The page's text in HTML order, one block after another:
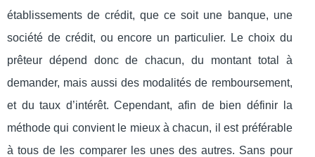
établissements de crédit, que ce soit une banque, une
société de crédit, ou encore un particulier. Le choix du
prêteur dépend donc de chacun, du montant total à
demander, mais aussi des modalités de remboursement,
et du taux d’intérêt. Cependant, afin de bien définir la
méthode qui convient le mieux à chacun, il est préférable
à tous de les comparer les unes des autres. Sans pour